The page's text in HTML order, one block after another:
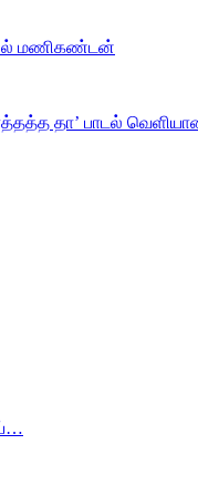
மணிகண்டன்
தா’ பாடல்